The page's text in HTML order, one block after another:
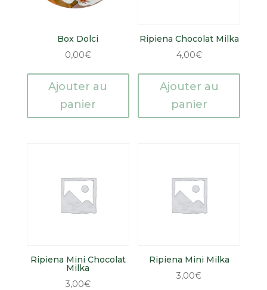
Box Dolci
0,00€
Ajouter au
panier
Ripiena Chocolat Milka
4,00€
Ajouter au
panier
Ripiena Mini Chocolat
Milka
3,00€
Ripiena Mini Milka
3,00€